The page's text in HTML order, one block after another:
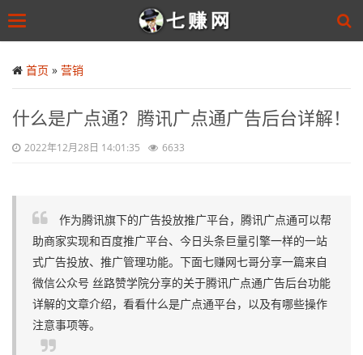
to
main
Toggle
首页 » 营销
什么是广点通？腾讯广点通广告后台详解！
2022年12月28日 14:01:35 6633
作为腾讯旗下的广告投放推广平台，腾讯广点通可以帮
助商家实现和百度推广平台、今日头条巨量引擎一样的一站
式广告投放、推广管理功能。下面七赚网七哥分享一篇来自
微信公众号 丝路赞学院分享的关于腾讯广点通广告后台功能
详解的文章介绍，看看什么是广点通平台，以及有哪些操作
注意事项等。